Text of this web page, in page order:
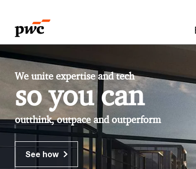
content
footer
PwC
Deutschland
We unite expertise and tech
so you can
outthink, outpace and outperform
See how